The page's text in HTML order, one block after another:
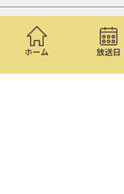
ホーム 放送日
ミニ番組
通販